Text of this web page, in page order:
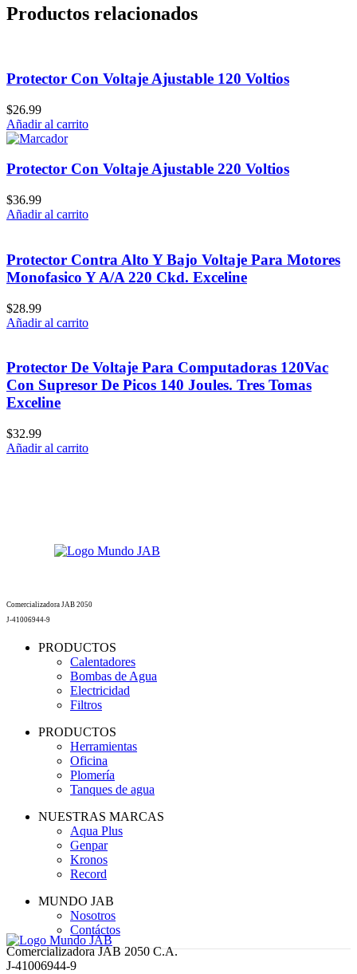
Productos relacionados
Protector Con Voltaje Ajustable 120 Voltios
$26.99
Añadir al carrito
Protector Con Voltaje Ajustable 220 Voltios
$36.99
Añadir al carrito
Protector Contra Alto Y Bajo Voltaje Para Motores
Monofasico Y A/A 220 Ckd. Exceline
$28.99
Añadir al carrito
Protector De Voltaje Para Computadoras 120Vac
Con Supresor De Picos 140 Joules. Tres Tomas
Exceline
$32.99
Añadir al carrito
Comercializadora JAB 2050
J-41006944-9
PRODUCTOS
Calentadores
Bombas de Agua
Electricidad
Filtros
PRODUCTOS
Herramientas
Oficina
Plomería
Tanques de agua
NUESTRAS MARCAS
Aqua Plus
Genpar
Kronos
Record
MUNDO JAB
Nosotros
Contáctos
Comercializadora JAB 2050 C.A.
J-41006944-9